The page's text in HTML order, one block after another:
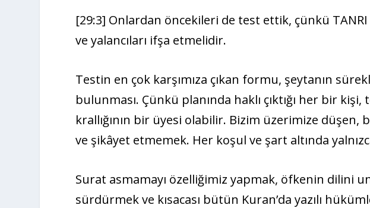
[29:3] Onlardan öncekileri de test ettik, çünkü
ve yalancıları ifşa etmelidir.
Testin en çok karşımıza çıkan formu, şeytanın
bulunması. Çünkü planında haklı çıktığı her bir
krallığının bir üyesi olabilir. Bizim üzerimize
ve şikâyet etmemek. Her koşul ve şart altında
Surat asmamayı özelliğimiz yapmak, öfkenin dilini
sürdürmek ve kısacası bütün Kuran’da yazılı